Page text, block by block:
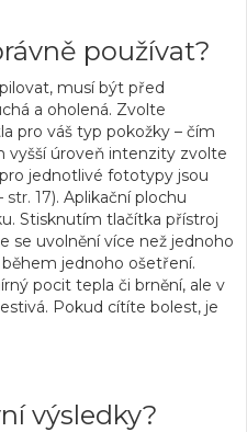
používat?
musí být před
a oholená. Zvolte
pro váš typ pokožky – čím
úroveň intenzity zvolte
jednotlivé fototypy jsou
str. 17). Aplikační plochu
Stisknutím tlačítka přístroj
se uvolnění více než jednoho
jednoho ošetření.
pocit tepla či brnění, ale v
Pokud cítíte bolest, je
výsledky?